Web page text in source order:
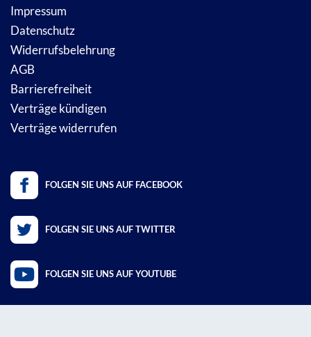
Impressum
Datenschutz
Widerrufsbelehrung
AGB
Barrierefreiheit
Verträge kündigen
Verträge widerrufen
FOLGEN SIE UNS AUF FACEBOOK
FOLGEN SIE UNS AUF TWITTER
FOLGEN SIE UNS AUF YOUTUBE